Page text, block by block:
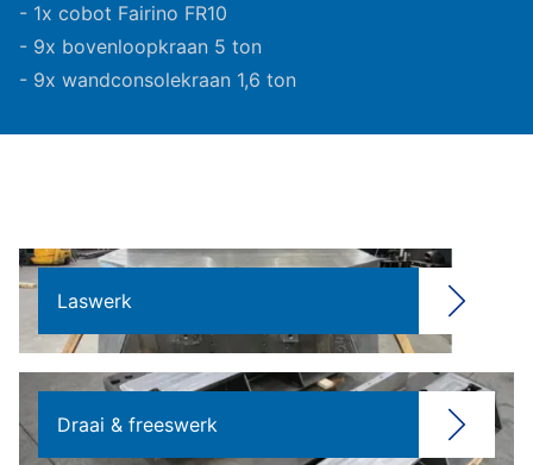
- 1x cobot Fairino FR10
- 9x bovenloopkraan 5 ton
- 9x wandconsolekraan 1,6 ton
Laswerk
Draai & freeswerk